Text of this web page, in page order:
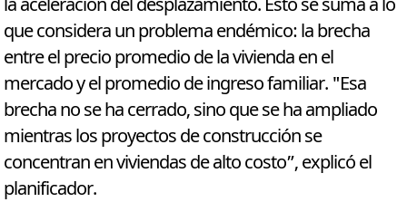
la aceleración del desplazamiento. Esto se suma a lo
que considera un problema endémico: la brecha
entre el precio promedio de la vivienda en el
mercado y el promedio de ingreso familiar. "Esa
brecha no se ha cerrado, sino que se ha ampliado
mientras los proyectos de construcción se
concentran en viviendas de alto costo”, explicó el
planificador.